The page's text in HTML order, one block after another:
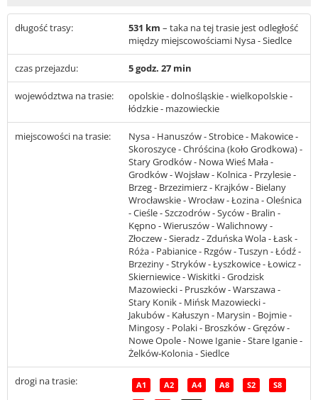
długość trasy: 531 km – taka na tej trasie jest odległość
między miejscowościami Nysa - Siedlce
czas przejazdu: 5 godz. 27 min
województwa na trasie:
opolskie - dolnośląskie - wielkopolskie -
łódzkie - mazowieckie
miejscowości na trasie:
Nysa - Hanuszów - Strobice - Makowice -
Skoroszyce - Chróścina (koło Grodkowa) -
Stary Grodków - Nowa Wieś Mała -
Grodków - Wojsław - Kolnica - Przylesie -
Brzeg - Brzezimierz - Krajków - Bielany
Wrocławskie - Wrocław - Łozina - Oleśnica
- Cieśle - Szczodrów - Syców - Bralin -
Kępno - Wieruszów - Walichnowy -
Złoczew - Sieradz - Zduńska Wola - Łask -
Róża - Pabianice - Rzgów - Tuszyn - Łódź -
Brzeziny - Stryków - Łyszkowice - Łowicz -
Skierniewice - Wiskitki - Grodzisk
Mazowiecki - Pruszków - Warszawa -
Stary Konik - Mińsk Mazowiecki -
Jakubów - Kałuszyn - Marysin - Bojmie -
Mingosy - Polaki - Broszków - Gręzów -
Nowe Opole - Nowe Iganie - Stare Iganie -
Żelków-Kolonia - Siedlce
drogi na trasie: A1 A2 A4 A8 S2 S8